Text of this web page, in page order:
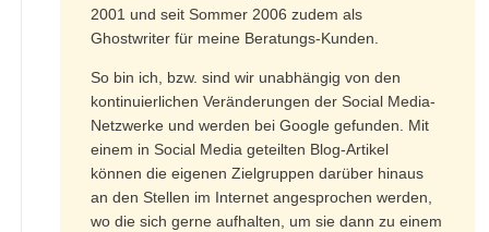
2001 und seit Sommer 2006 zudem als
Ghostwriter für meine Beratungs-Kunden.
So bin ich, bzw. sind wir unabhängig von den
kontinuierlichen Veränderungen der Social Media-
Netzwerke und werden bei Google gefunden. Mit
einem in Social Media geteilten Blog-Artikel
können die eigenen Zielgruppen darüber hinaus
an den Stellen im Internet angesprochen werden,
wo die sich gerne aufhalten, um sie dann zu einem